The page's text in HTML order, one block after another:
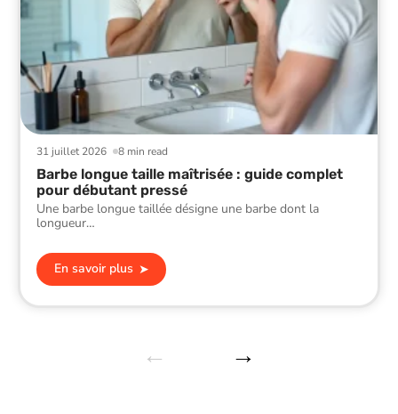
8 min read
31 juillet 2026
Barbe longue taille maîtrisée : guide complet
pour débutant pressé
Une barbe longue taillée désigne une barbe dont la
longueur…
En savoir plus